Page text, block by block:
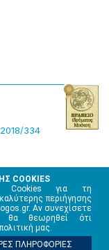
COOKIES
Cookies για τη
περιήγησης
Αν συνεχίσετε
θα θεωρηθεί ότι
μας.
ΠΛΗΡΟΦΟΡΙΕΣ
334
της Ηπείρου,
220242